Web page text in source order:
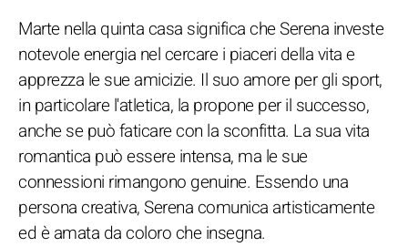
Marte nella quinta casa significa che Serena investe
notevole energia nel cercare i piaceri della vita e
apprezza le sue amicizie. Il suo amore per gli sport,
in particolare l'atletica, la propone per il successo,
anche se può faticare con la sconfitta. La sua vita
romantica può essere intensa, ma le sue
connessioni rimangono genuine. Essendo una
persona creativa, Serena comunica artisticamente
ed è amata da coloro che insegna.